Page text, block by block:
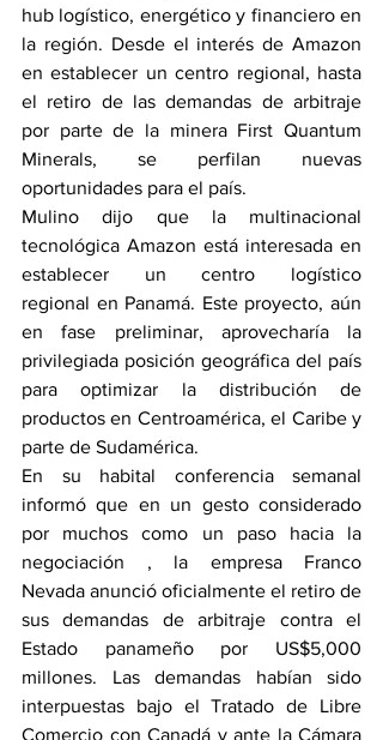
hub logístico, energético y financiero en
la región. Desde el interés de Amazon
en establecer un centro regional, hasta
el retiro de las demandas de arbitraje
por parte de la minera First Quantum
Minerals, se perfilan nuevas
oportunidades para el país.
Mulino dijo que la multinacional
tecnológica Amazon está interesada en
establecer un centro logístico
regional en Panamá. Este proyecto, aún
en fase preliminar, aprovecharía la
privilegiada posición geográfica del país
para optimizar la distribución de
productos en Centroamérica, el Caribe y
parte de Sudamérica.
En su habital conferencia semanal
informó que en un gesto considerado
por muchos como un paso hacia la
negociación , la empresa Franco
Nevada anunció oficialmente el retiro de
sus demandas de arbitraje contra el
Estado panameño por US$5,000
millones. Las demandas habían sido
interpuestas bajo el Tratado de Libre
Comercio con Canadá y ante la Cámara